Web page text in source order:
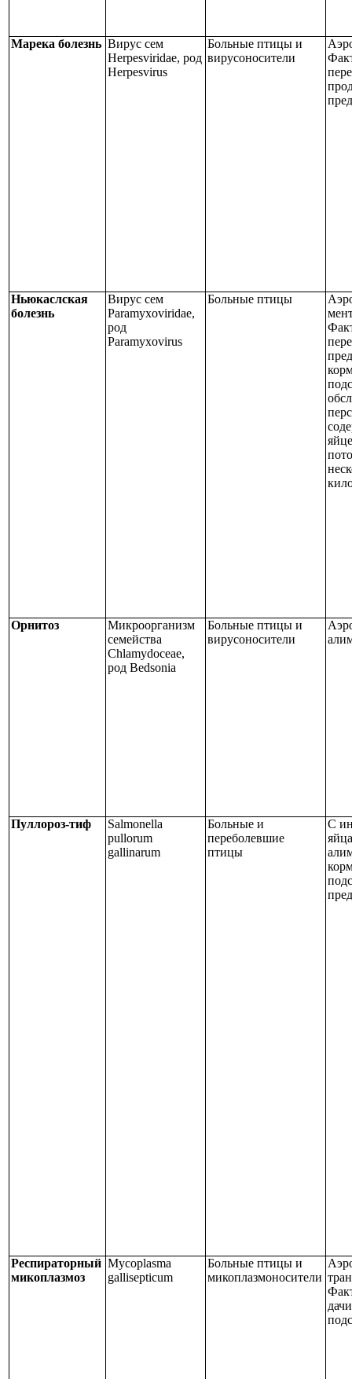
Марека болезнь Вирус сем
Herpesviridae, род
Неrрesvirus
Больные птицы и
вирусоносители
Ньюкаслская
болезнь
Вирус сем
Paramyxoviridae,
род
Paramyxovirus
Больные птицы
Орнитоз
Микроорганизм
семейства
Chlamydoсеае,
родBedsonia
Больные птицы и
вирусоносители
Пуллороз‑тиф
Salmonella
pullorum
gallinarum
Больные и
переболевшие
птицы
С
Респираторный
микоплазмоз
Mycoplasma
gallisepticum
Больные птицы и
микоплазмоносители